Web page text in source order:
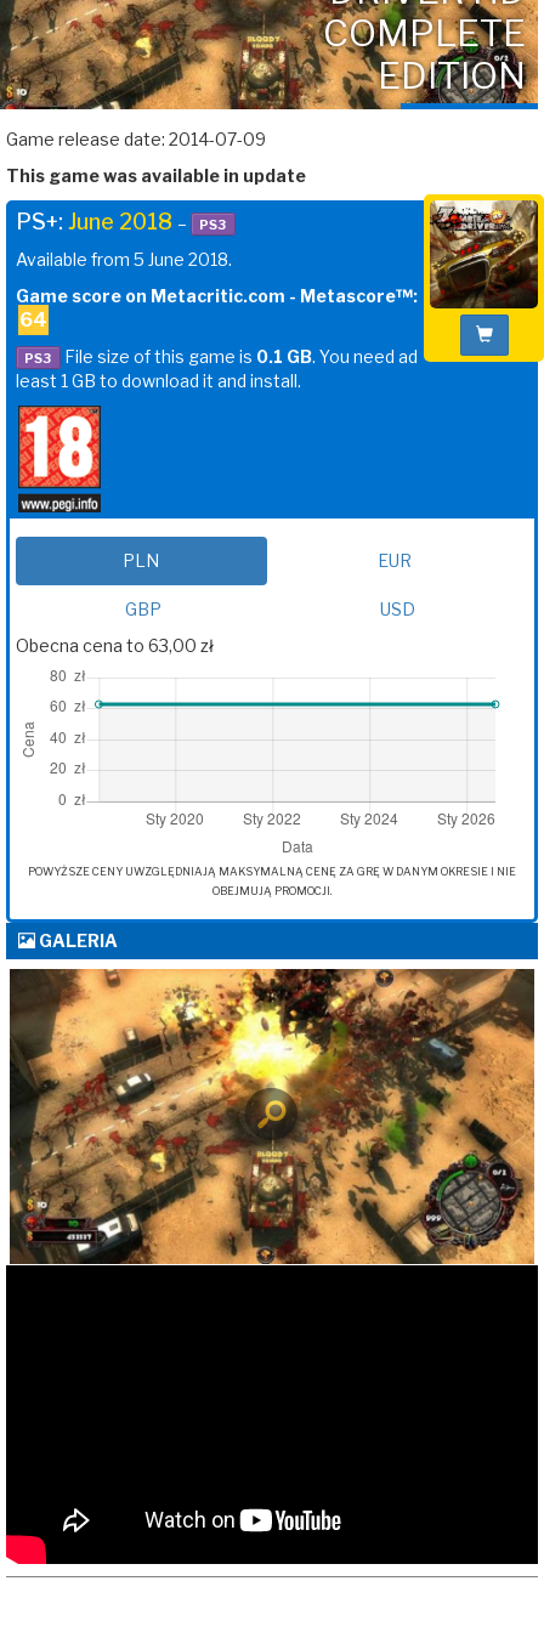
COMPLETE
EDITION
Game release date: 2014-07-09
This game was available in update
PS+: June 2018 – PS3
Available from 5 June 2018.
Game score on Metacritic.com - Metascore™:
64
PS3 File size of this game is 0.1 GB. You need ad
least 1 GB to download it and install.
PLN EUR
GBP
USD
Obecna cena to 63,00 zł
POWYŻSZE CENY UWZGLĘDNIAJĄ MAKSYMALNĄ CENĘ ZA GRĘ W DANYM OKRESIE I NIE
OBEJMUJĄ PROMOCJI.
GALERIA